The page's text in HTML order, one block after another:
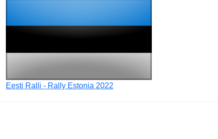
Eesti Ralli - Rally Estonia 2022